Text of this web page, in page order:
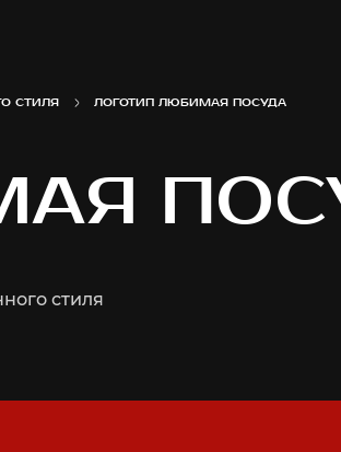
СТИЛЯ ЛОГОТИП ЛЮБИМАЯ ПОСУДА
стиля